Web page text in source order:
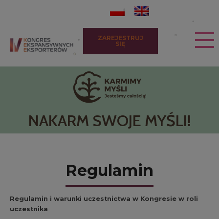
ZAREJESTRUJ
SIĘ
NAKARM SWOJE MYŚLI!
Regulamin
Regulamin i warunki uczestnictwa w Kongresie w roli
uczestnika